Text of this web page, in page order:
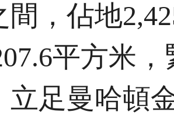
間，佔地
平方米
立足曼哈頓